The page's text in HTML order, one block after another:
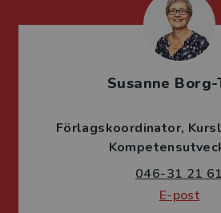
Susanne Borg-
Förlagskoordinator
046-31 21 61
E-post